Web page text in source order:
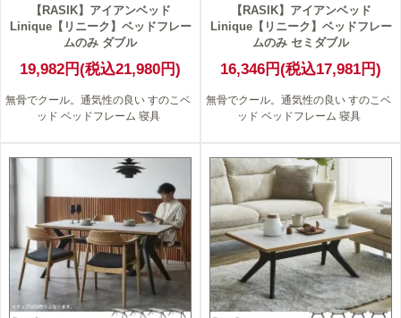
【RASIK】アイアンベッド
Linique【リニーク】ベッドフレー
ムのみ ダブル
19,982円(税込21,980円)
無骨でクール。通気性の良い すのこベ
ッド ベッドフレーム 寝具
【RASIK】アイアンベッド
Linique【リニーク】ベッドフレー
ムのみ セミダブル
16,346円(税込17,981円)
無骨でクール。通気性の良い すのこベ
ッド ベッドフレーム 寝具